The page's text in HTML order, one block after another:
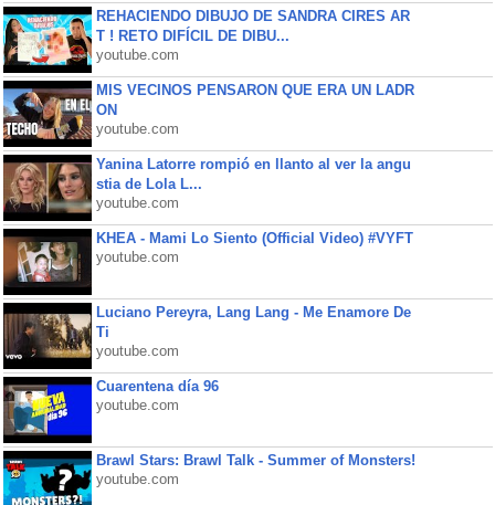
REHACIENDO DIBUJO DE SANDRA CIRES AR
T ! RETO DIFÍCIL DE DIBU...
youtube.com
MIS VECINOS PENSARON QUE ERA UN LADR
ON
youtube.com
Yanina Latorre rompió en llanto al ver la angu
stia de Lola L...
youtube.com
KHEA - Mami Lo Siento (Official Video) #VYFT
youtube.com
Luciano Pereyra, Lang Lang - Me Enamore De
Ti
youtube.com
Cuarentena día 96
youtube.com
Brawl Stars: Brawl Talk - Summer of Monsters!
youtube.com